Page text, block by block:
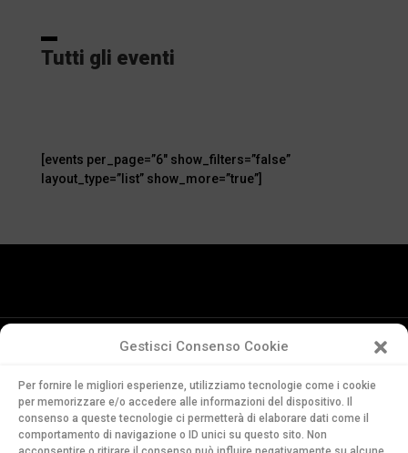
Gestisci Consenso Cookie
Per fornire le migliori esperienze, utilizziamo tecnologie come i cookie
per memorizzare e/o accedere alle informazioni del dispositivo. Il
consenso a queste tecnologie ci permetterà di elaborare dati come il
comportamento di navigazione o ID unici su questo sito. Non
Tutti gli eventi
[events per_page=”6″ show_filters=”false”
layout_type=”list” show_more=”true”]
della Svizzera Italiana
Via Soldino 9
CH-6900 Lugano